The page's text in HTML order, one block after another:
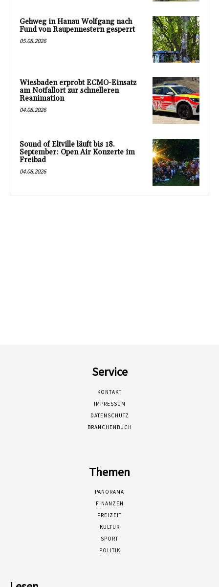
Gehweg in Hanau Wolfgang nach
Fund von Raupennestern gesperrt
05.08.2026
Wiesbaden erprobt ECMO-Einsatz
am Notfallort zur schnelleren
Reanimation
04.08.2026
Sound of Eltville läuft bis 18.
September: Open Air Konzerte im
Freibad
04.08.2026
Service
KONTAKT
IMPRESSUM
DATENSCHUTZ
BRANCHENBUCH
Themen
PANORAMA
FINANZEN
FREIZEIT
KULTUR
SPORT
POLITIK